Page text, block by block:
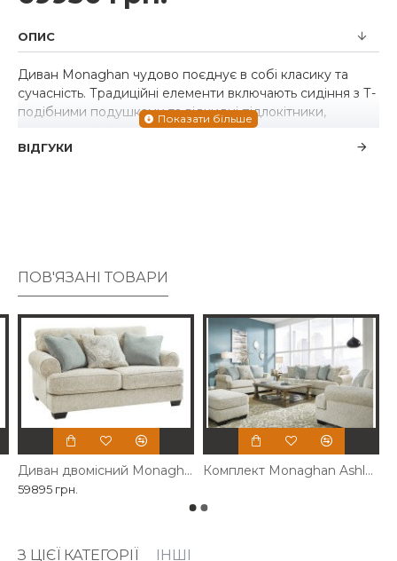
ОПИС
Диван Monaghan чудово поєднує в собі класику та
сучасність. Традиційні елементи включають сидіння з Т-
подібними подушками та відкидні підлокітники,
розташовані під кутом для сучасного стилю.
ВІДГУКИ
ПОВ'ЯЗАНІ ТОВАРИ
Диван двомісний Monaghan Ashley
59895 грн.
Комплект Monaghan Ashley
З ЦІЄЇ КАТЕГОРІЇ ІНШІ